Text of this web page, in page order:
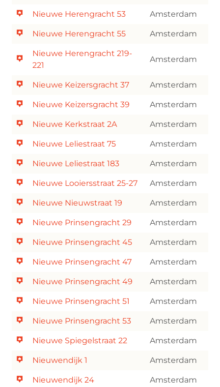
Nieuwe Herengracht 53 Amsterdam
Nieuwe Herengracht 55 Amsterdam
Nieuwe Herengracht 219-
221
Amsterdam
Nieuwe Keizersgracht 37 Amsterdam
Nieuwe Keizersgracht 39 Amsterdam
Nieuwe Kerkstraat 2A Amsterdam
Nieuwe Leliestraat 75 Amsterdam
Nieuwe Leliestraat 183 Amsterdam
Nieuwe Looiersstraat 25-27 Amsterdam
Nieuwe Nieuwstraat 19 Amsterdam
Nieuwe Prinsengracht 29 Amsterdam
Nieuwe Prinsengracht 45 Amsterdam
Nieuwe Prinsengracht 47 Amsterdam
Nieuwe Prinsengracht 49 Amsterdam
Nieuwe Prinsengracht 51 Amsterdam
Nieuwe Prinsengracht 53 Amsterdam
Nieuwe Spiegelstraat 22 Amsterdam
Nieuwendijk 1 Amsterdam
Nieuwendijk 24 Amsterdam